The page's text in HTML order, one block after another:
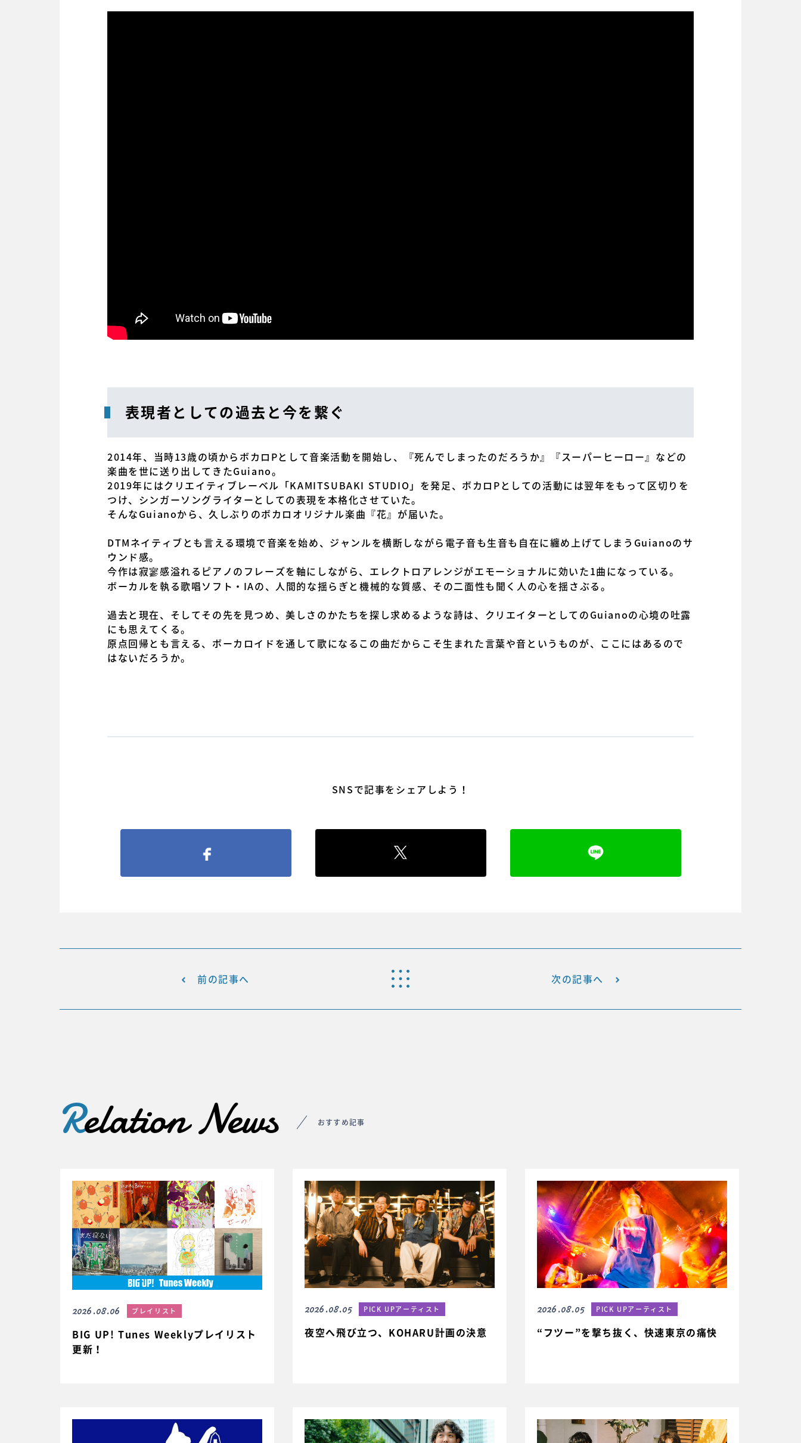
表現者としての過去と今を繋ぐ
2014年、当時13歳の頃からボカロPとして音楽活動を開始し、『死んでしまったのだろうか』『スーパーヒーロー』などの
楽曲を世に送り出してきたGuiano。
2019年にはクリエイティブレーベル「KAMITSUBAKI STUDIO」を発足、ボカロPとしての活動には翌年をもって区切りを
つけ、シンガーソングライターとしての表現を本格化させていた。
そんなGuianoから、久しぶりのボカロオリジナル楽曲『花』が届いた。
DTMネイティブとも言える環境で音楽を始め、ジャンルを横断しながら電子音も生音も自在に纏め上げてしまうGuianoのサ
ウンド感。
今作は寂寥感溢れるピアノのフレーズを軸にしながら、エレクトロアレンジがエモーショナルに効いた1曲になっている。
ボーカルを執る歌唱ソフト・IAの、人間的な揺らぎと機械的な質感、その二面性も聞く人の心を揺さぶる。
過去と現在、そしてその先を見つめ、美しさのかたちを探し求めるような詩は、クリエイターとしてのGuianoの心境の吐露
にも思えてくる。
原点回帰とも言える、ボーカロイドを通して歌になるこの曲だからこそ生まれた言葉や音というものが、ここにはあるので
はないだろうか。
SNSで記事をシェアしよう！
前の記事へ 次の記事へ
Relation News おすすめ記事
2026.08.06 プレイリスト
BIG UP! Tunes Weeklyプレイリスト
更新！
2026.08.05 PICK UPアーティスト
夜空へ飛び立つ、KOHARU計画の決意
2026.08.05 PICK UPアーティスト
“フツー”を撃ち抜く、快速東京の痛快